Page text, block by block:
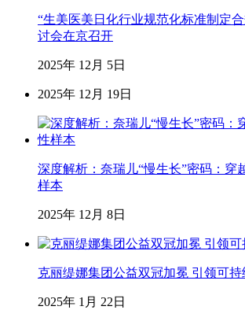
“生美医美日化行业规范化标准制定
讨会在京召开
2025年 12月 5日
2025年 12月 19日
深度解析：奈瑞儿“慢生长”密码：穿
样本
2025年 12月 8日
克丽缇娜集团公益双冠加冕 引领可持
2025年 1月 22日